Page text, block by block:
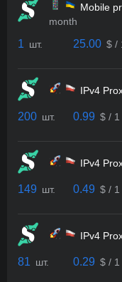
Mobile
month
1 шт. 25.00 $ /
IPv4
200 шт. 0.99 $ / 1
IPv4
149 шт. 0.49 $ / 1
IPv4
81 шт. 0.29 $ / 1
Всего позиций в
Всего товара в